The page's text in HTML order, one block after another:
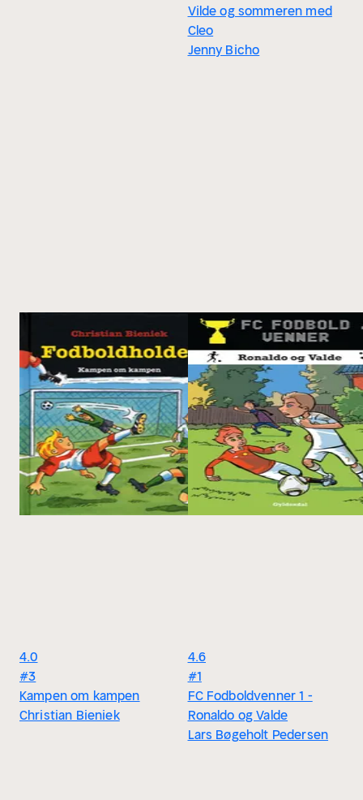
Vilde og sommeren med
Cleo
Jenny Bicho
4.0
#3
Kampen om kampen
Christian Bieniek
4.6
#1
FC Fodboldvenner 1 -
Ronaldo og Valde
Lars Bøgeholt Pedersen